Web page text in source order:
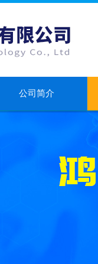
公司简介